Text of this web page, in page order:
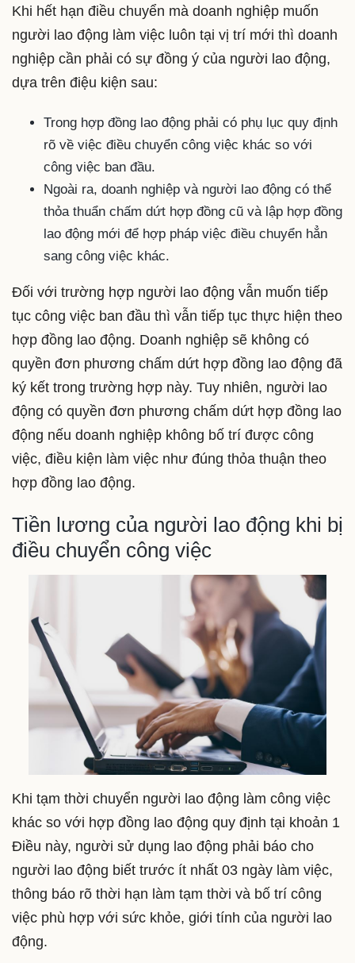
Khi hết hạn điều chuyển mà doanh nghiệp muốn
người lao động làm việc luôn tại vị trí mới thì doanh
nghiệp cần phải có sự đồng ý của người lao động,
dựa trên điệu kiện sau:
Trong hợp đồng lao động phải có phụ lục quy định
rõ về việc điều chuyển công việc khác so với
công việc ban đầu.
Ngoài ra, doanh nghiệp và người lao động có thể
thỏa thuẩn chấm dứt hợp đồng cũ và lập hợp đồng
lao động mới để hợp pháp việc điều chuyển hẳn
sang công việc khác.
Đối với trường hợp người lao động vẫn muốn tiếp
tục công việc ban đầu thì vẫn tiếp tục thực hiện theo
hợp đồng lao động. Doanh nghiệp sẽ không có
quyền đơn phương chấm dứt hợp đồng lao động đã
ký kết trong trường hợp này. Tuy nhiên, người lao
động có quyền đơn phương chấm dứt hợp đồng lao
động nếu doanh nghiệp không bố trí được công
việc, điều kiện làm việc như đúng thỏa thuận theo
hợp đồng lao động.
Tiền lương của người lao động khi bị
điều chuyển công việc
Khi tạm thời chuyển người lao động làm công việc
khác so với hợp đồng lao động quy định tại khoản 1
Điều này, người sử dụng lao động phải báo cho
người lao động biết trước ít nhất 03 ngày làm việc,
thông báo rõ thời hạn làm tạm thời và bố trí công
việc phù hợp với sức khỏe, giới tính của người lao
động.